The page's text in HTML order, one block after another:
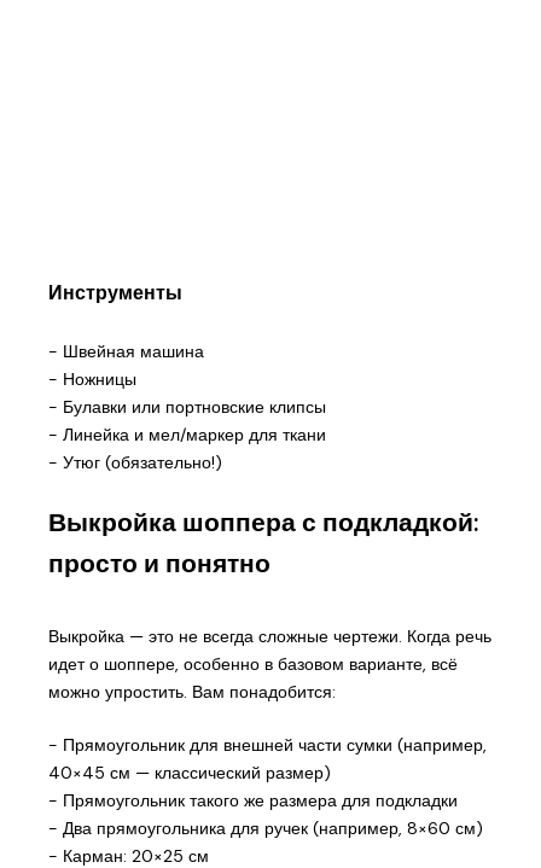
Инструменты
- Швейная машина
- Ножницы
- Булавки или портновские клипсы
- Линейка и мел/маркер для ткани
- Утюг (обязательно!)
Выкройка шоппера с подкладкой:
просто и понятно
Выкройка — это не всегда сложные чертежи. Когда речь
идет о шоппере, особенно в базовом варианте, всё
можно упростить. Вам понадобится:
- Прямоугольник для внешней части сумки (например,
40×45 см — классический размер)
- Прямоугольник такого же размера для подкладки
- Два прямоугольника для ручек (например, 8×60 см)
- Карман: 20×25 см